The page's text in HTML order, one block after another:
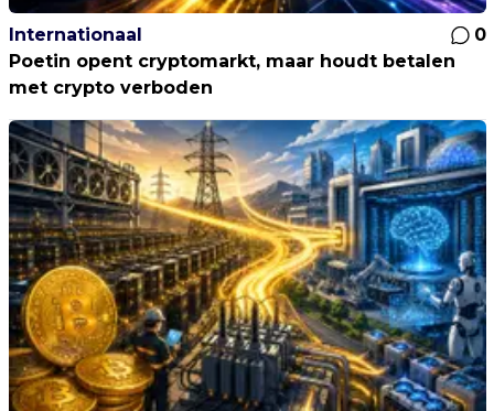
Internationaal
0
Poetin opent cryptomarkt, maar houdt betalen
met crypto verboden